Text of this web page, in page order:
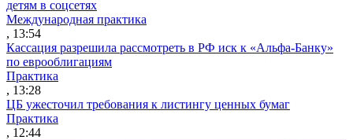
детям в соцсетях
Международная практика
, 13:54
Кассация разрешила рассмотреть в РФ иск к «Альфа-Банку»
по еврооблигациям
Практика
, 13:28
ЦБ ужесточил требования к листингу ценных бумаг
Практика
, 12:44